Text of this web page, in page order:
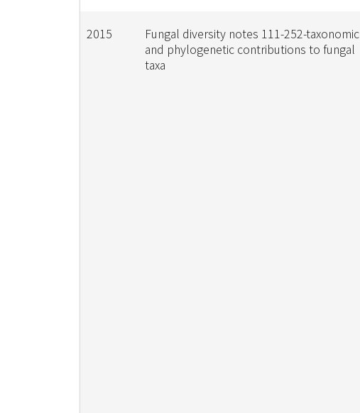
2015
Fungal diversity notes 111-252-taxonomic
and phylogenetic contributions to fungal
taxa